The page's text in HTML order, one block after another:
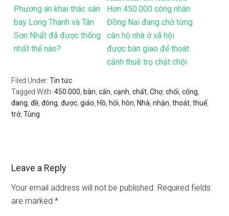
Phương án khai thác sân
bay Long Thành và Tân
Sơn Nhất đã được thống
nhất thế nào?
Hơn 450.000 công nhân
Đồng Nai đang chờ từng
căn hộ nhà ở xã hội
được bàn giao để thoát
cảnh thuê trọ chật chội
Filed Under:Tin tức
Tagged With:450.000 bàn ,cấn ,cạnh ,chất ,Chợ,chối ,cống
đang ,đề ,đóng ,được ,giáo Hồ hối hôn Nhà ,nhận ,thoát ,thuế,
trở,Tùng
Leave a Reply
Your email address will not be published. Required fields
are marked*